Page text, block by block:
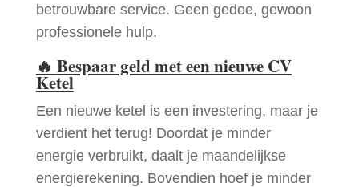
betrouwbare service. Geen gedoe, gewoon
professionele hulp.
🔥 Bespaar geld met een nieuwe CV
Ketel
Een nieuwe ketel is een investering, maar je
verdient het terug! Doordat je minder
energie verbruikt, daalt je maandelijkse
energierekening. Bovendien hoef je minder